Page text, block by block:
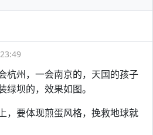
杭州，一会南京的，天国的孩子
坝的，效果如图。
，要体现煎蛋风格，挽救地球就